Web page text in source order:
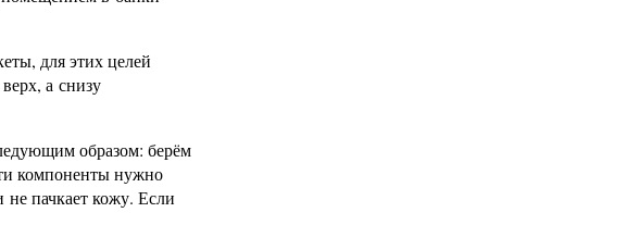
для этих целей
а снизу
образом: берём
компоненты нужно
не пачкает кожу. Если